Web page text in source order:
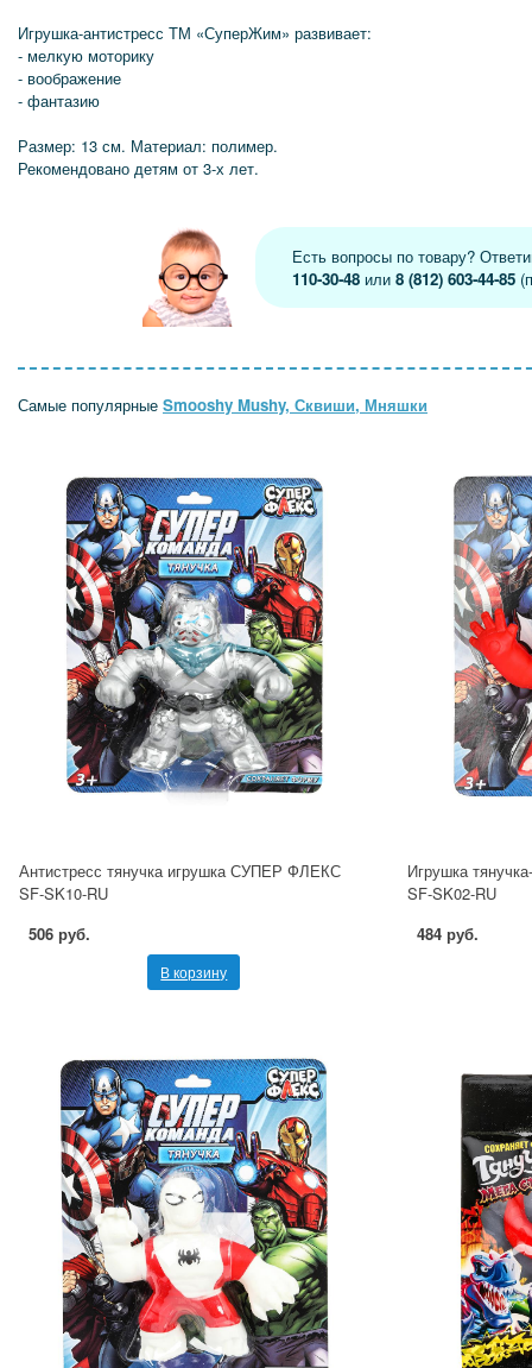
Игрушка-антистресс ТМ «СуперЖим» развивает:
- мелкую моторику
- воображение
- фантазию
Размер: 13 см. Материал: полимер.
Рекомендовано детям от 3-х лет.
Есть вопросы по товару?
110-30-48 или8 (812) 603-44-85
Самые популярные Smooshy Mushy, Сквиши, Мняшки
Антистресс тянучка игрушка СУПЕР ФЛЕКС
SF-SK10-RU
506 руб.
В корзину
Игрушка
SF-SK02-RU
484 руб.